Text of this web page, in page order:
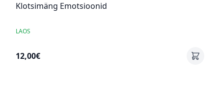
Klotsimäng Emotsioonid
LAOS
12,00€